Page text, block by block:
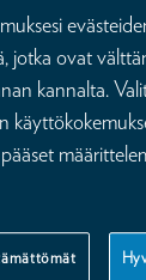
käyttöönsä
niin sanotun
jotka ovat
kannalta.